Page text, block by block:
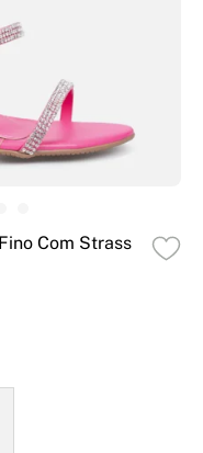
Com Strass